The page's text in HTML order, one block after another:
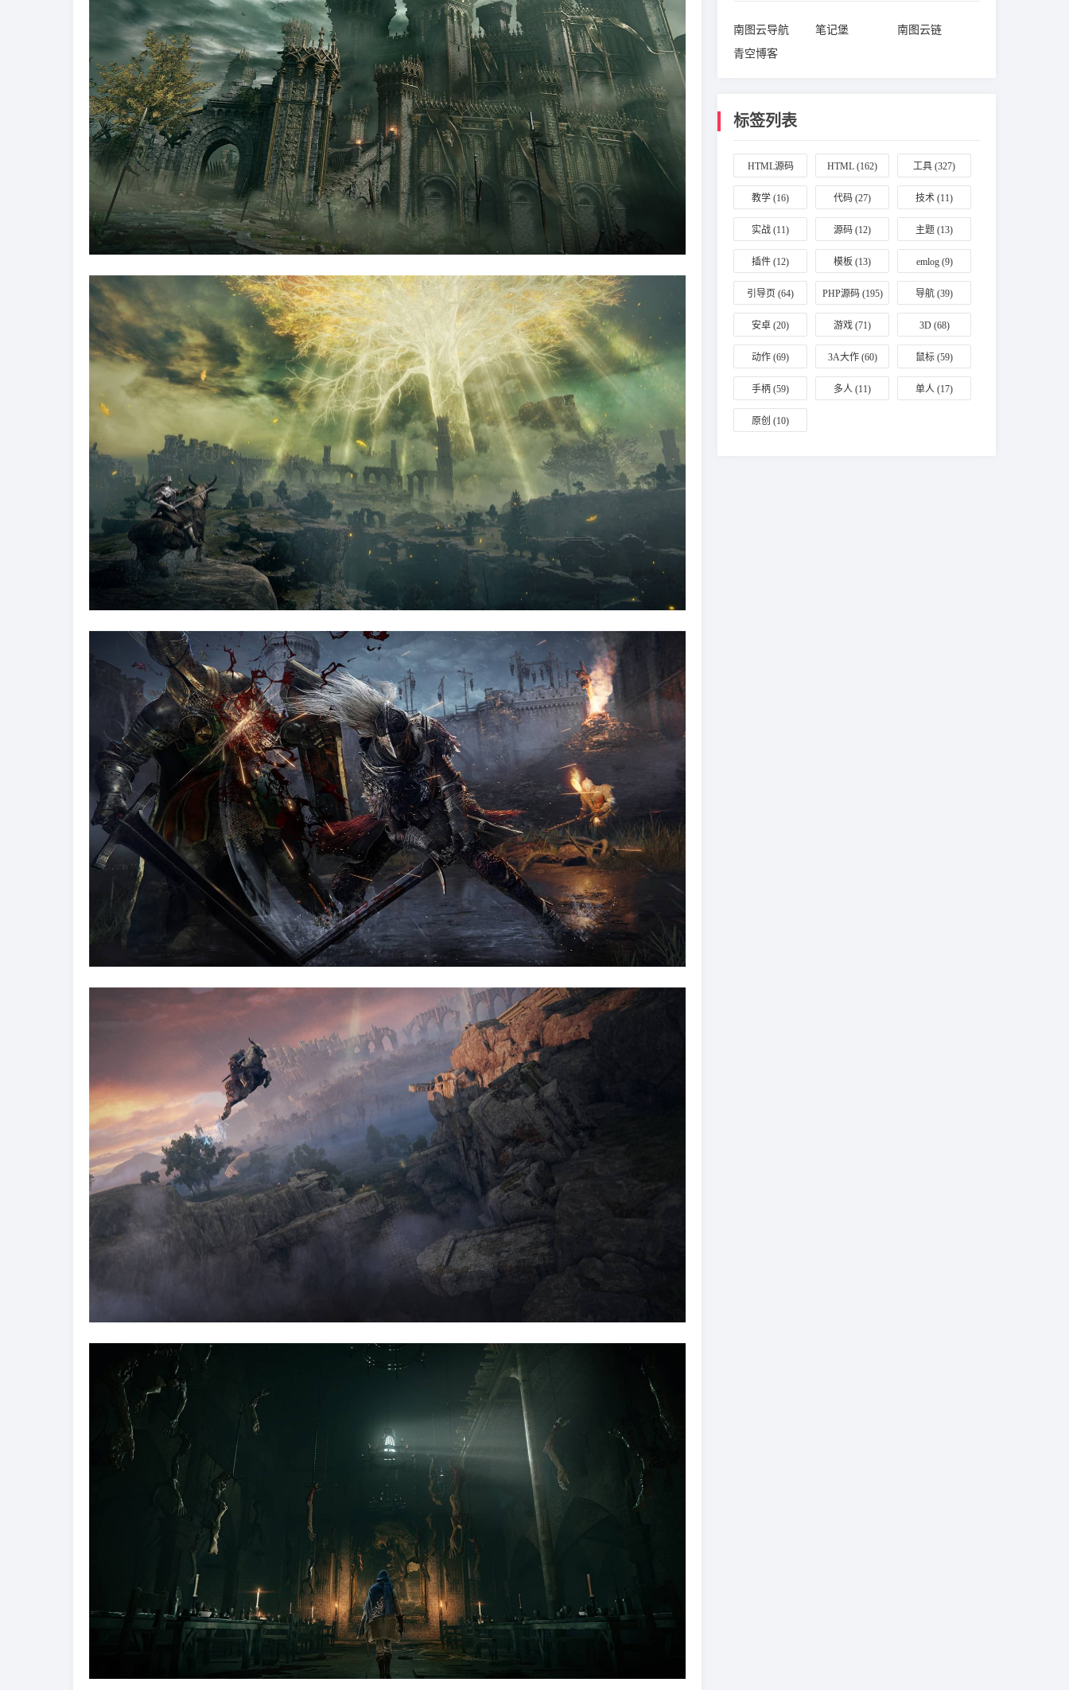
南图云导航 笔记堡
南图云链
青空博客
标签列表
HTML源码
(164)
HTML (162) 工具 (327)
教学 (16) 代码 (27) 技术 (11)
实战 (11) 源码 (12) 主题 (13)
插件 (12) 模板 (13) emlog(9)
引导页 (64) PHP源码(195) 导航 (39)
安卓 (20) 游戏 (71) 3D(68)
动作 (69) 3A大作(60) 鼠标 (59)
手柄 (59) 多人 (11) 单人 (17)
原创 (10)